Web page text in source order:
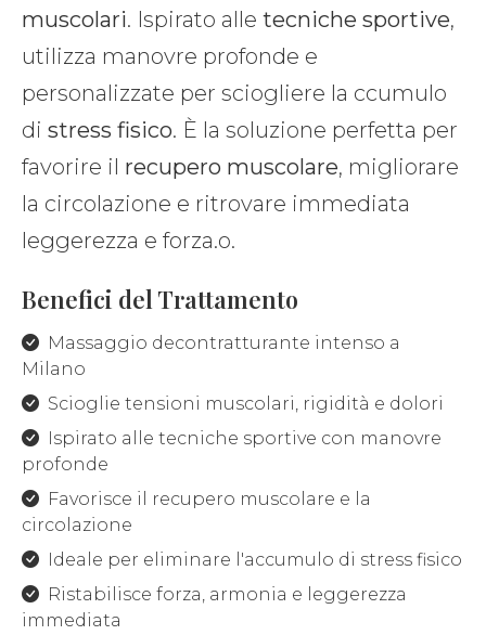
muscolari. Ispirato alle tecniche sportive,
utilizza manovre profonde e
personalizzate per sciogliere la ccumulo
di stress fisico. È la soluzione perfetta per
favorire il recupero muscolare, migliorare
la circolazione e ritrovare immediata
leggerezza e forza.o.
Benefici del Trattamento
Massaggio decontratturante intenso a
Milano
Scioglie tensioni muscolari, rigidità e dolori
Ispirato alle tecniche sportive con manovre
profonde
Favorisce il recupero muscolare e la
circolazione
Ideale per eliminare l'accumulo di stress fisico
Ristabilisce forza, armonia e leggerezza
immediata